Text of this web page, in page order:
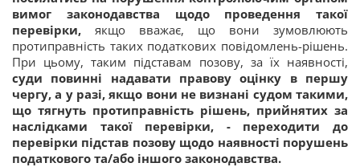
вимог законодавства щодо проведення такої
перевірки, якщо вважає, що вони зумовлюють
протиправність таких податкових повідомлень-рішень.
При цьому, таким підставам позову, за їх наявності,
суди повинні надавати правову оцінку в першу
чергу, а у разі, якщо вони не визнані судом такими,
що тягнуть протиправність рішень, прийнятих за
наслідками такої перевірки, - переходити до
перевірки підстав позову щодо наявності порушень
податкового та/або іншого законодавства.